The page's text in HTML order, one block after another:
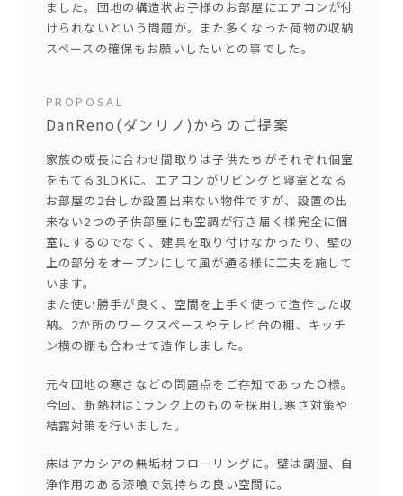
ました。団地の構造状お子様のお部屋にエアコンが付
けられないという問題が。また多くなった荷物の収納
スペースの確保もお願いしたいとの事でした。
PROPOSAL
DanReno(ダンリノ)からのご提案
家族の成長に合わせ間取りは子供たちがそれぞれ個室
をもてる3LDKに。エアコンがリビングと寝室となる
お部屋の2台しか設置出来ない物件ですが、設置の出
来ない2つの子供部屋にも空調が行き届く様完全に個
室にするのでなく、建具を取り付けなかったり、壁の
上の部分をオープンにして風が通る様に工夫を施して
います。
また使い勝手が良く、空間を上手く使って造作した収
納。2か所のワークスペースやテレビ台の棚、キッチ
ン横の棚も合わせて造作しました。
元々団地の寒さなどの問題点をご存知であったＯ様。
今回、断熱材は1ランク上のものを採用し寒さ対策や
結露対策を行いました。
床はアカシアの無垢材フローリングに。壁は調湿、自
浄作用のある漆喰で気持ちの良い空間に。